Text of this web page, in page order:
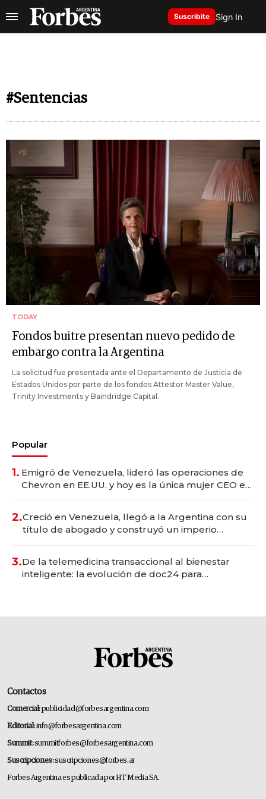
Suscribite Sign In
#Sentencias
TODAY
Fondos buitre presentan nuevo pedido de
embargo contra la Argentina
La solicitud fue presentada ante el Departamento de Justicia de
Estados Unidos por parte de los fondos Attestor Master Value,
Trinity Investments y Baindridge Capital.
Popular
1. Emigró de Venezuela, lideró las operaciones de
Chevron en EE.UU. y hoy es la única mujer CEO en
2.Creció en Venezuela, llegó a la Argentina con su
título de abogado y construyó un imperio
3.De la telemedicina transaccional al bienestar
inteligente: la evolución de doc24 para
Contactos
Comercial:publicidad@forbesargentina.com
Editorial:info@forbesargentina.com
Summit:summitforbes@forbesargentina.com
Suscripciones:suscripciones@forbes.ar
Forbes Argentina es publicada por HT Media SA.